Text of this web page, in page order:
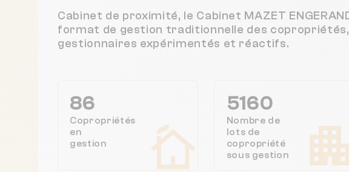
Cabinet de proximité, le Cabinet MAZET
format de gestion traditionnelle des copropriétés,
gestionnaires expérimentés et réactifs.
86
Copropriétés
en
gestion
5160
Nombre de
lots de
copropriété
sous gestion